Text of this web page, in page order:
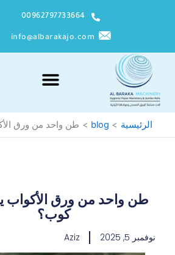
00962797733664
info@albarakajo.com​
Menu
الرئيسية blog طن واحد من ورق
طن واحد من ورق الأكواب
كوب؟
نوفمبر 5, 2025 Aziz